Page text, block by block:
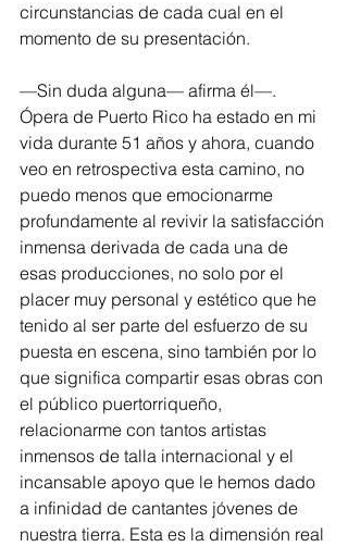
circunstancias de cada cual en el
momento de su presentación.
—Sin duda alguna— afirma él—.
Ópera de Puerto Rico ha estado en mi
vida durante 51 años y ahora, cuando
veo en retrospectiva esta camino, no
puedo menos que emocionarme
profundamente al revivir la satisfacción
inmensa derivada de cada una de
esas producciones, no solo por el
placer muy personal y estético que he
tenido al ser parte del esfuerzo de su
puesta en escena, sino también por lo
que significa compartir esas obras con
el público puertorriqueño,
relacionarme con tantos artistas
inmensos de talla internacional y el
incansable apoyo que le hemos dado
a infinidad de cantantes jóvenes de
nuestra tierra. Esta es la dimensión real